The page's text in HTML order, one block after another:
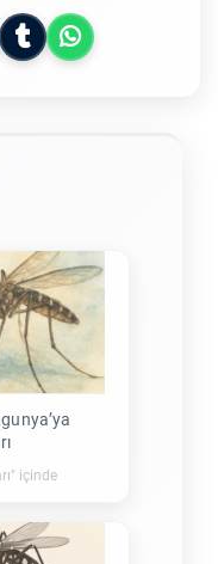
içinde